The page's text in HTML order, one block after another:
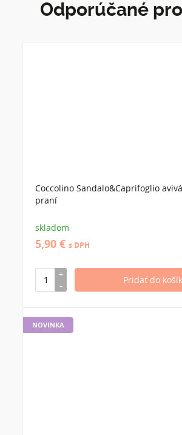
Odporúčané
Coccolino Sandalo&Caprifoglio
praní
skladom
5,90 € s DPH
NOVINKA